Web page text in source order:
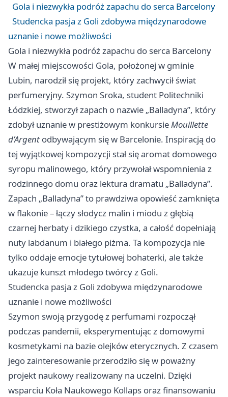
Gola i niezwykła podróż zapachu do serca Barcelony
Studencka pasja z Goli zdobywa międzynarodowe
uznanie i nowe możliwości
Gola i niezwykła podróż zapachu do serca Barcelony
W małej miejscowości Gola, położonej w gminie
Lubin, narodził się projekt, który zachwycił świat
perfumeryjny. Szymon Sroka, student Politechniki
Łódzkiej, stworzył zapach o nazwie „Balladyna”, który
zdobył uznanie w prestiżowym konkursieMouillette
d’Argent odbywającym się w Barcelonie. Inspiracją do
tej wyjątkowej kompozycji stał się aromat domowego
syropu malinowego, który przywołał wspomnienia z
rodzinnego domu oraz lektura dramatu „Balladyna”.
Zapach „Balladyna” to prawdziwa opowieść zamknięta
w flakonie – łączy słodycz malin i miodu z głębią
czarnej herbaty i dzikiego czystka, a całość dopełniają
nuty labdanum i białego piżma. Ta kompozycja nie
tylko oddaje emocje tytułowej bohaterki, ale także
ukazuje kunszt młodego twórcy z Goli.
Studencka pasja z Goli zdobywa międzynarodowe
uznanie i nowe możliwości
Szymon swoją przygodę z perfumami rozpoczął
podczas pandemii, eksperymentując z domowymi
kosmetykami na bazie olejków eterycznych. Z czasem
jego zainteresowanie przerodziło się w poważny
projekt naukowy realizowany na uczelni. Dzięki
wsparciu Koła Naukowego Kollaps oraz finansowaniu